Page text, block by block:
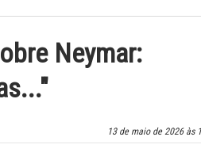
Neymar:
13 de maio de 2026 às